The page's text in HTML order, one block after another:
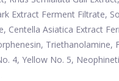
Extract Ferment Filtrate,
Centella Asiatica Extract
Triethanolamine,
4, Yellow No. 5,